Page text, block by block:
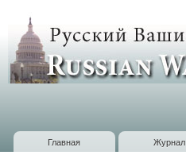
Russian
Washington
Baltimore
Главное меню
Главная Журнал